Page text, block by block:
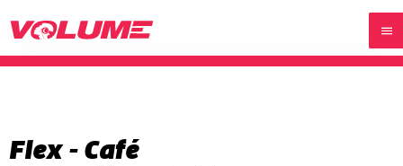
Flex - Café